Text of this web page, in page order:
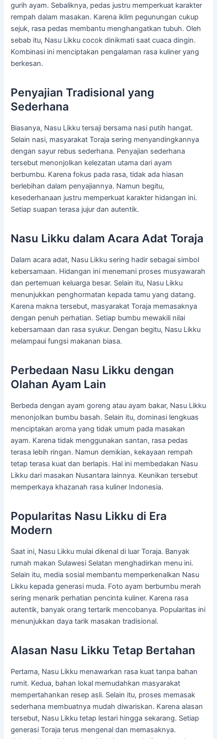
gurih ayam. Sebaliknya, pedas justru memperkuat karakter
rempah dalam masakan. Karena iklim pegunungan cukup
sejuk, rasa pedas membantu menghangatkan tubuh. Oleh
sebab itu, Nasu Likku cocok dinikmati saat cuaca dingin.
Kombinasi ini menciptakan pengalaman rasa kuliner yang
berkesan.
Penyajian Tradisional yang
Sederhana
Biasanya, Nasu Likku tersaji bersama nasi putih hangat.
Selain nasi, masyarakat Toraja sering menyandingkannya
dengan sayur rebus sederhana. Penyajian sederhana
tersebut menonjolkan kelezatan utama dari ayam
berbumbu. Karena fokus pada rasa, tidak ada hiasan
berlebihan dalam penyajiannya. Namun begitu,
kesederhanaan justru memperkuat karakter hidangan ini.
Setiap suapan terasa jujur dan autentik.
Nasu Likku dalam Acara Adat Toraja
Dalam acara adat, Nasu Likku sering hadir sebagai simbol
kebersamaan. Hidangan ini menemani proses musyawarah
dan pertemuan keluarga besar. Selain itu, Nasu Likku
menunjukkan penghormatan kepada tamu yang datang.
Karena makna tersebut, masyarakat Toraja memasaknya
dengan penuh perhatian. Setiap bumbu mewakili nilai
kebersamaan dan rasa syukur. Dengan begitu, Nasu Likku
melampaui fungsi makanan biasa.
Perbedaan Nasu Likku dengan
Olahan Ayam Lain
Berbeda dengan ayam goreng atau ayam bakar, Nasu Likku
menonjolkan bumbu basah. Selain itu, dominasi lengkuas
menciptakan aroma yang tidak umum pada masakan
ayam. Karena tidak menggunakan santan, rasa pedas
terasa lebih ringan. Namun demikian, kekayaan rempah
tetap terasa kuat dan berlapis. Hal ini membedakan Nasu
Likku dari masakan Nusantara lainnya. Keunikan tersebut
memperkaya khazanah rasa kuliner Indonesia.
Popularitas Nasu Likku di Era
Modern
Saat ini, Nasu Likku mulai dikenal di luar Toraja. Banyak
rumah makan Sulawesi Selatan menghadirkan menu ini.
Selain itu, media sosial membantu memperkenalkan Nasu
Likku kepada generasi muda. Foto ayam berbumbu merah
sering menarik perhatian pencinta kuliner. Karena rasa
autentik, banyak orang tertarik mencobanya. Popularitas ini
menunjukkan daya tarik masakan tradisional.
Alasan Nasu Likku Tetap Bertahan
Pertama, Nasu Likku menawarkan rasa kuat tanpa bahan
rumit. Kedua, bahan lokal memudahkan masyarakat
mempertahankan resep asli. Selain itu, proses memasak
sederhana membuatnya mudah diwariskan. Karena alasan
tersebut, Nasu Likku tetap lestari hingga sekarang. Setiap
generasi Toraja terus mengenal dan memasaknya.